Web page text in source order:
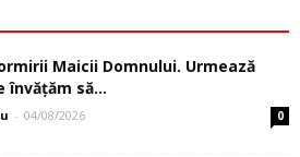
Maicii Domnului. Urmează
învăţăm să...
- 04/08/2026 0